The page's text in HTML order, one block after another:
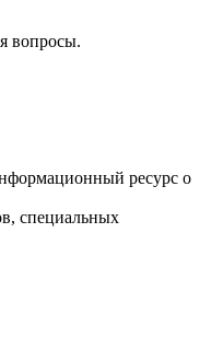
вопросы.
ресурс о
специальных